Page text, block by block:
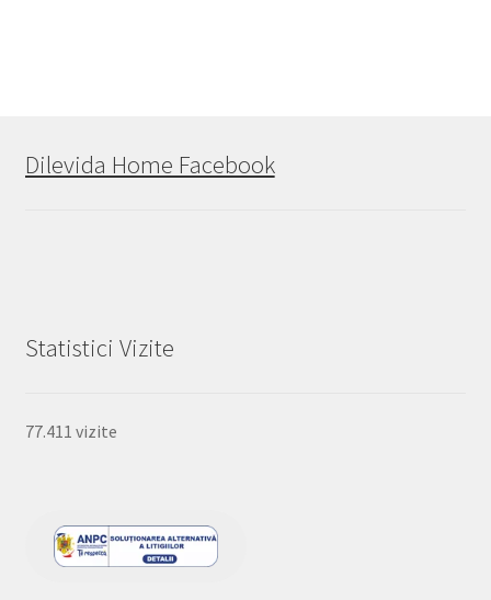
Dilevida Home Facebook
Statistici Vizite
77.411 vizite